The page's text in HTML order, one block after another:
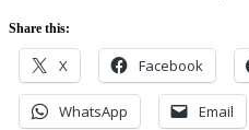
Share this:
X Facebook
WhatsApp Email